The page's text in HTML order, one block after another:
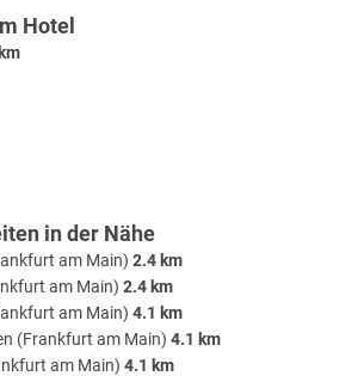
Hotel
in der Nähe
am Main) 2.4 km
am Main) 2.4 km
am Main) 4.1 km
(Frankfurt am Main) 4.1 km
am Main) 4.1 km